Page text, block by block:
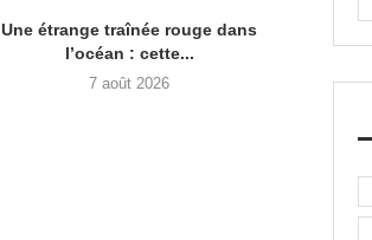
Une étrange traînée rouge dans
l’océan : cette...
7 août 2026